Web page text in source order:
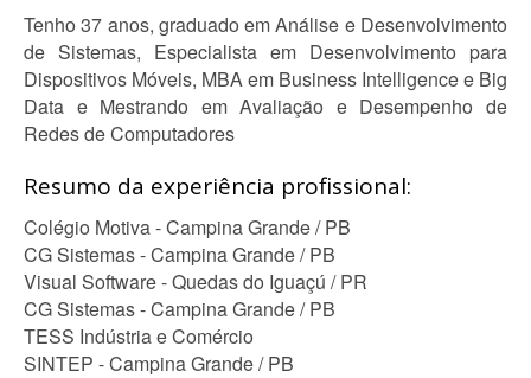
Tenho 37 anos, graduado em Análise e Desenvolvimento
de Sistemas, Especialista em Desenvolvimento para
Dispositivos Móveis, MBA em Business Intelligence e Big
Data e Mestrando em Avaliação e Desempenho de
Redes de Computadores
Resumo da experiência profissional:
Colégio Motiva - Campina Grande / PB
CG Sistemas - Campina Grande / PB
Visual Software - Quedas do Iguaçú / PR
CG Sistemas - Campina Grande / PB
TESS Indústria e Comércio
SINTEP - Campina Grande / PB